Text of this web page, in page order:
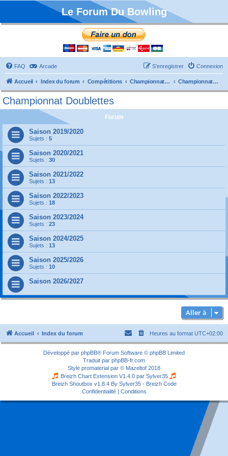
Le Forum Du Bowling
FAQ Arcade Connexion
S’enregistrer
Accueil Index du forum Compétitions Championnats de France Championnat Doublettes
Championnat Doublettes
Forum
Saison 2019/2020
Sujets : 5
Saison 2020/2021
Sujets : 30
Saison 2021/2022
Sujets : 13
Saison 2022/2023
Sujets : 18
Saison 2023/2024
Sujets : 23
Saison 2024/2025
Sujets : 13
Saison 2025/2026
Sujets : 10
Saison 2026/2027
Aller à
Accueil Index du forum Heures au format UTC+02:00
Développé par phpBB® Forum Software © phpBB Limited
Traduit par phpBB-fr.com
Style promaterial par © Mazeltof 2018
Breizh Chart Extension V1.4.0 par Sylver35
Breizh Shoutbox v1.8.4 By Sylver35 - Breizh Code
Confidentialité| Conditions